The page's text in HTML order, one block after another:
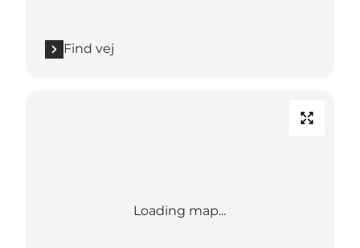
Find vej
Loading map...